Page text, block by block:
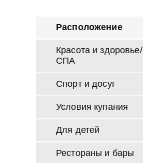
Расположение
Красота и здоровье/
СПА
Спорт и досуг
Условия купания
Для детей
Рестораны и бары